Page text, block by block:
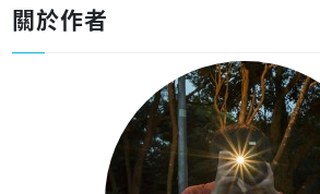
關於作者